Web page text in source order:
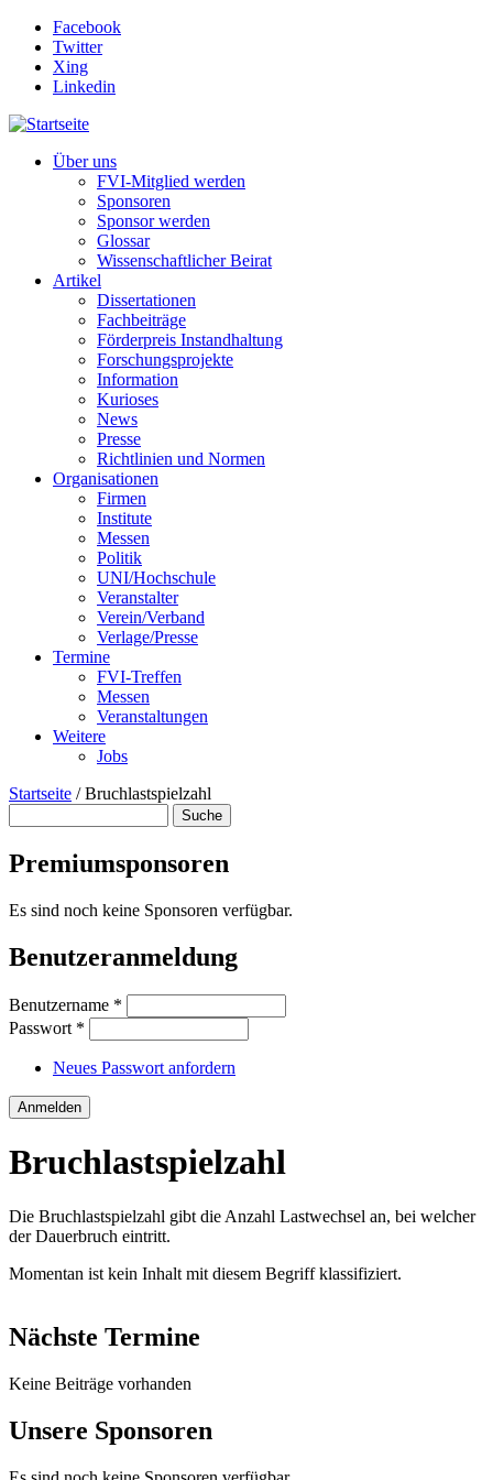
Direkt zum Inhalt
Facebook
Twitter
Xing
Linkedin
Über uns
FVI-Mitglied werden
Sponsoren
Sponsor werden
Glossar
Wissenschaftlicher Beirat
Artikel
Dissertationen
Fachbeiträge
Förderpreis Instandhaltung
Forschungsprojekte
Information
Kurioses
News
Presse
Richtlinien und Normen
Organisationen
Firmen
Institute
Messen
Politik
UNI/Hochschule
Veranstalter
Verein/Verband
Verlage/Presse
Termine
FVI-Treffen
Messen
Veranstaltungen
Weitere
Jobs
Startseite /Bruchlastspielzahl
Premiumsponsoren
Es sind noch keine Sponsoren verfügbar.
Benutzeranmeldung
Benutzername *
Passwort *
Neues Passwort anfordern
Bruchlastspielzahl
Die Bruchlastspielzahl gibt die Anzahl Lastwechsel an, bei welcher
der Dauerbruch eintritt.
Momentan ist kein Inhalt mit diesem Begriff klassifiziert.
Nächste Termine
Keine Beiträge vorhanden
Unsere Sponsoren